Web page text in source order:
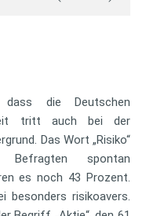
dass die Deutschen
tritt auch bei der
Das Wort „Risiko“
spontan
es noch 43 Prozent.
besonders risikoavers.